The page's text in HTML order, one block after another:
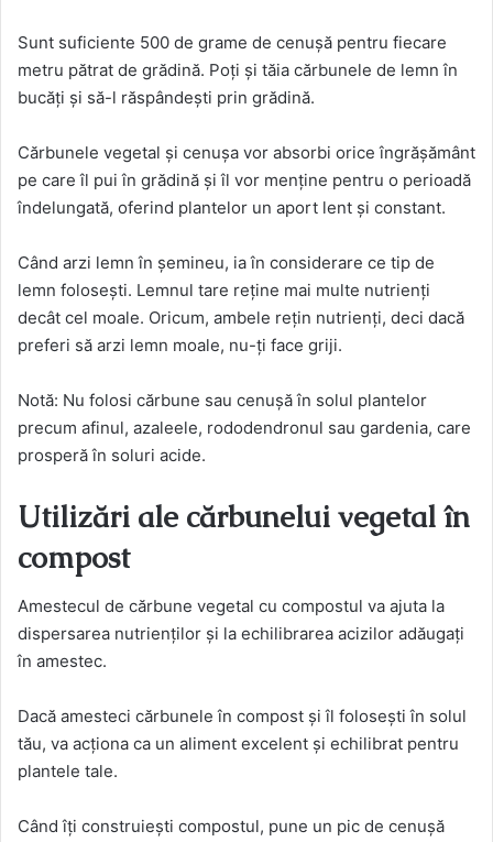
Sunt suficiente 500 de grame de cenușă pentru fiecare
metru pătrat de grădină. Poți și tăia cărbunele de lemn în
bucăți și să-l răspândești prin grădină.
Cărbunele vegetal și cenușa vor absorbi orice îngrășământ
pe care îl pui în grădină și îl vor menține pentru o perioadă
îndelungată, oferind plantelor un aport lent și constant.
Când arzi lemn în șemineu, ia în considerare ce tip de
lemn folosești. Lemnul tare reține mai multe nutrienți
decât cel moale. Oricum, ambele rețin nutrienți, deci dacă
preferi să arzi lemn moale, nu-ți face griji.
Notă: Nu folosi cărbune sau cenușă în solul plantelor
precum afinul, azaleele, rododendronul sau gardenia, care
prosperă în soluri acide.
Utilizări ale cărbunelui vegetal în
compost
Amestecul de cărbune vegetal cu compostul va ajuta la
dispersarea nutrienților și la echilibrarea acizilor adăugați
în amestec.
Dacă amesteci cărbunele în compost și îl folosești în solul
tău, va acționa ca un aliment excelent și echilibrat pentru
plantele tale.
Când îți construiești compostul, pune un pic de cenușă